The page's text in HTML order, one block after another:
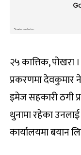
२५ कात्तिक, पोखरा
प्रकरणमा देवकुमार
इमेज सहकारी ठगी
थुनामा रहेका
कार्यालयमा बयान